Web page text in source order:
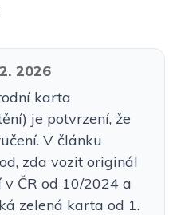
2026
karta
je potvrzení, že
V článku
zda vozit originál
ČR od 10/2024 a
zelená karta od 1.